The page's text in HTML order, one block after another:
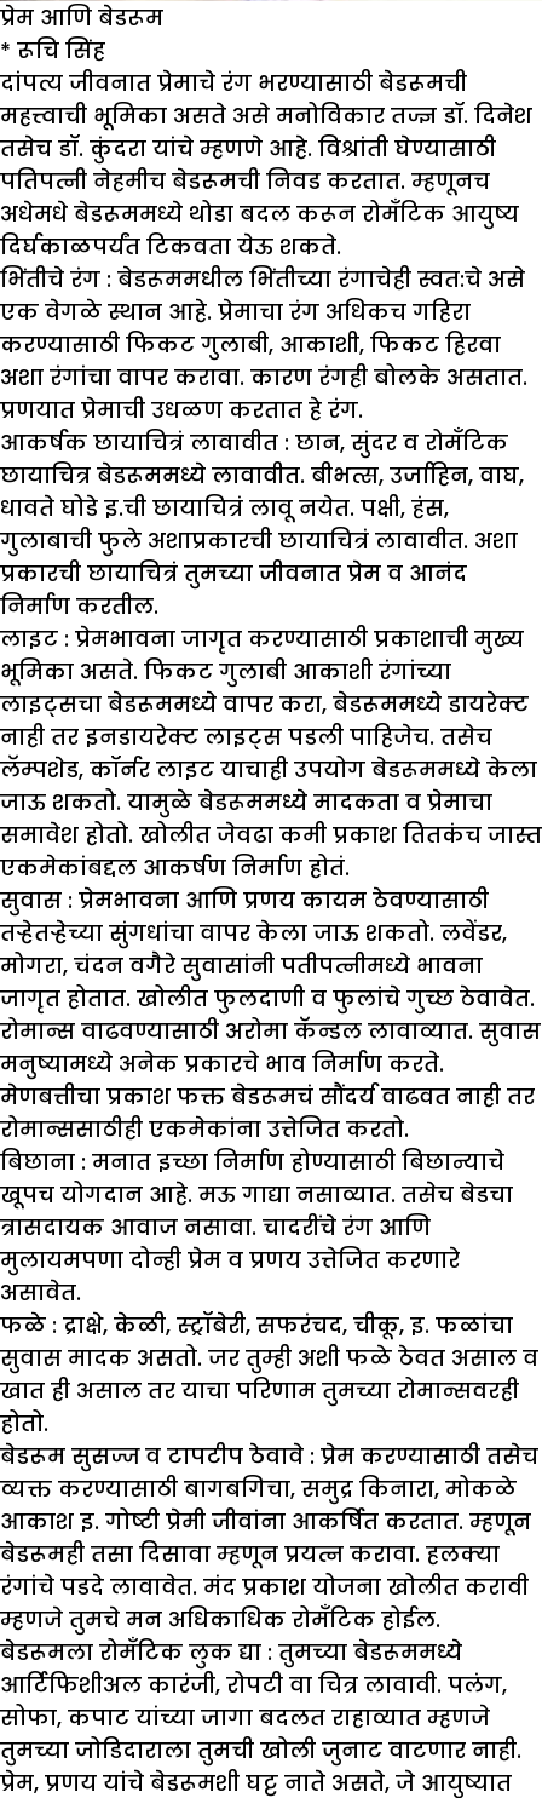
प्रेम आणि बेडरूम
* रूचि सिंह
दांपत्य जीवनात प्रेमाचे रंग भरण्यासाठी बेडरूमची
महत्त्वाची भूमिका असते असे मनोविकार तज्ज्ञ डॉ. दिनेश
तसेच डॉ. कुंदरा यांचे म्हणणे आहे. विश्रांती घेण्यासाठी
पतिपत्नी नेहमीच बेडरूमची निवड करतात. म्हणूनच
अधेमधे बेडरूममध्ये थोडा बदल करून रोमँटिक आयुष्य
दिर्घकाळपर्यंत टिकवता येऊ शकते.
भिंतीचे रंग : बेडरूममधील भिंतीच्या रंगाचेही स्वत:चे असे
एक वेगळे स्थान आहे. प्रेमाचा रंग अधिकच गहिरा
करण्यासाठी फिकट गुलाबी, आकाशी, फिकट हिरवा
अशा रंगांचा वापर करावा. कारण रंगही बोलके असतात.
प्रणयात प्रेमाची उधळण करतात हे रंग.
आकर्षक छायाचित्रं लावावीत : छान, सुंदर व रोमँटिक
छायाचित्र बेडरूममध्ये लावावीत. बीभत्स, उर्जाहिन, वाघ,
धावते घोडे इ.ची छायाचित्रं लावू नयेत. पक्षी, हंस,
गुलाबाची फुले अशाप्रकारची छायाचित्रं लावावीत. अशा
प्रकारची छायाचित्रं तुमच्या जीवनात प्रेम व आनंद
निर्माण करतील.
लाइट : प्रेमभावना जागृत करण्यासाठी प्रकाशाची मुख्य
भूमिका असते. फिकट गुलाबी आकाशी रंगांच्या
लाइट्सचा बेडरूममध्ये वापर करा, बेडरूममध्ये डायरेक्ट
नाही तर इनडायरेक्ट लाइट्स पडली पाहिजेच. तसेच
लॅम्पशेड, कॉर्नर लाइट याचाही उपयोग बेडरूममध्ये केला
जाऊ शकतो. यामुळे बेडरूममध्ये मादकता व प्रेमाचा
समावेश होतो. खोलीत जेवढा कमी प्रकाश तितकंच जास्त
एकमेकांबद्दल आकर्षण निर्माण होतं.
सुवास : प्रेमभावना आणि प्रणय कायम ठेवण्यासाठी
तऱ्हेतऱ्हेच्या सुंगधांचा वापर केला जाऊ शकतो. लवेंडर,
मोगरा, चंदन वगैरे सुवासांनी पतीपत्नीमध्ये भावना
जागृत होतात. खोलीत फुलदाणी व फुलांचे गुच्छ ठेवावेत.
रोमान्स वाढवण्यासाठी अरोमा कॅन्डल लावाव्यात. सुवास
मनुष्यामध्ये अनेक प्रकारचे भाव निर्माण करते.
मेणबत्तीचा प्रकाश फक्त बेडरूमचं सौंदर्य वाढवत नाही तर
रोमान्ससाठीही एकमेकांना उत्तेजित करतो.
बिछाना : मनात इच्छा निर्माण होण्यासाठी बिछान्याचे
खूपच योगदान आहे. मऊ गाद्या नसाव्यात. तसेच बेडचा
त्रासदायक आवाज नसावा. चादरींचे रंग आणि
मुलायमपणा दोन्ही प्रेम व प्रणय उत्तेजित करणारे
असावेत.
फळे : द्राक्षे, केळी, स्ट्रॉबेरी, सफरंचद, चीकू, इ. फळांचा
सुवास मादक असतो. जर तुम्ही अशी फळे ठेवत असाल व
खात ही असाल तर याचा परिणाम तुमच्या रोमान्सवरही
होतो.
बेडरूम सुसज्ज व टापटीप ठेवावे : प्रेम करण्यासाठी तसेच
व्यक्त करण्यासाठी बागबगिचा, समुद्र किनारा, मोकळे
आकाश इ. गोष्टी प्रेमी जीवांना आकर्षित करतात. म्हणून
बेडरूमही तसा दिसावा म्हणून प्रयत्न करावा. हलक्या
रंगांचे पडदे लावावेत. मंद प्रकाश योजना खोलीत करावी
म्हणजे तुमचे मन अधिकाधिक रोमँटिक होईल.
बेडरूमला रोमँटिक लुक द्या : तुमच्या बेडरूममध्ये
आर्टिफिशीअल कारंजी, रोपटी वा चित्र लावावी. पलंग,
सोफा, कपाट यांच्या जागा बदलत राहाव्यात म्हणजे
तुमच्या जोडिदाराला तुमची खोली जुनाट वाटणार नाही.
प्रेम, प्रणय यांचे बेडरूमशी घट्ट नाते असते, जे आयुष्यात